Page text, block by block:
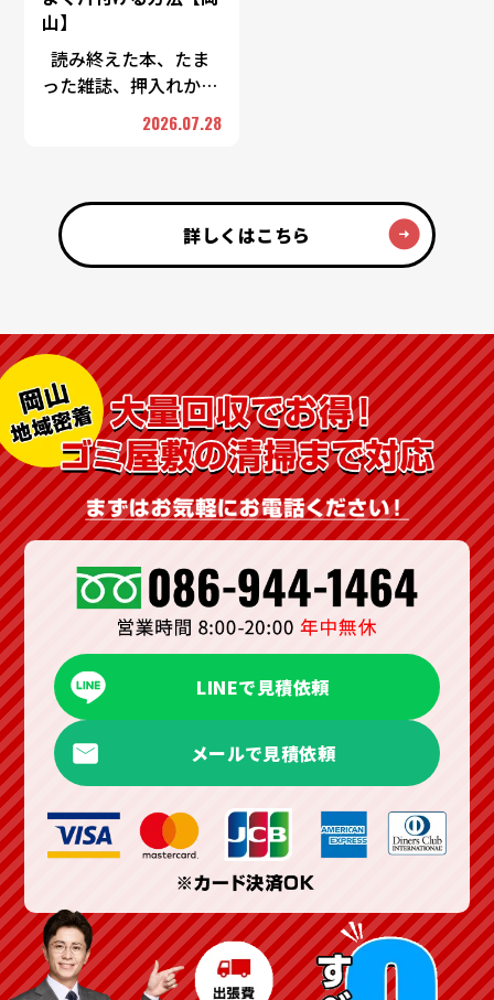
山】
読み終えた本、たま
った雑誌、押入れから
出てきた古い書類——
紙類は一つひとつは軽
す。「重くて運べな
い」 …
2026.07.28
詳しくはこちら
LINEで見積依頼
メールで見積依頼